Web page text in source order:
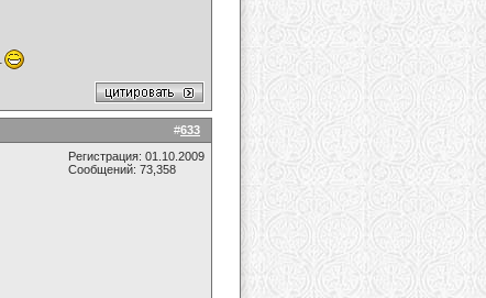
#633
Регистрация: 01.10.2009
Сообщений: 73,358